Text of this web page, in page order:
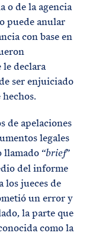
o de la agencia
puede anular
con base en
le declara
ser enjuiciado
de apelaciones
legales
llamado “brief”
del informe
los jueces de
un error y
la parte que
como la